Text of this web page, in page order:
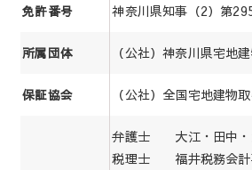
免許番号 神奈川県知事（2）第
所属団体 （公社）神奈川県宅地
保証協会 （公社）全国宅地建物
弁護士 大江・田中・
税理士 福井税務会計